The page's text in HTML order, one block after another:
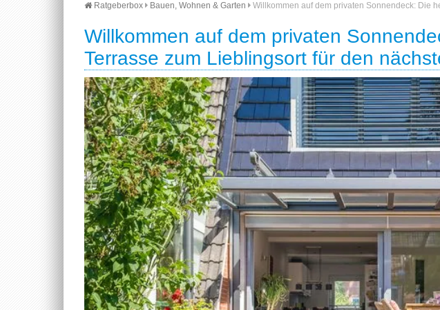
Ratgeberbox Bauen, Wohnen & Garten Willkommen auf dem privaten Sonnendeck: Die
Willkommen auf dem privaten
Terrasse zum Lieblingsort für den